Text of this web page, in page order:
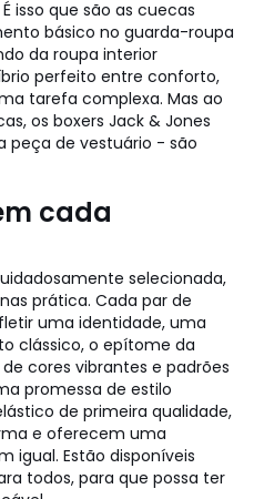
isso que são as cuecas
básico no guarda-roupa
da roupa interior
perfeito entre conforto,
tarefa complexa. Mas ao
os boxers Jack & Jones
peça de vestuário - são
cada
selecionada,
prática. Cada par de
uma identidade, uma
clássico, o epítome da
cores vibrantes e padrões
promessa de estilo
de primeira qualidade,
e oferecem uma
igual. Estão disponíveis
todos, para que possa ter